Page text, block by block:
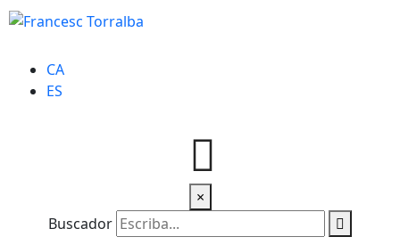
CA
ES
×
Buscador